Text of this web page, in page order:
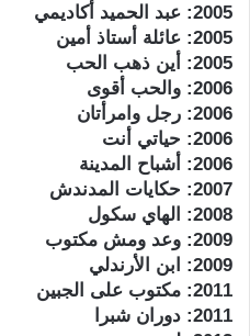
2005: عبد الحميد أكاديمي
2005: عائلة أستاذ أمين
2005: أين ذهب الحب
2006: والحب أقوى
2006: رجل وامرأتان
2006: حياتي أنت
2006: أشباح المدينة
2007: حكايات المدندش
2008: الهاي سكول
2009: وعد ومش مكتوب
2009: ابن الأرندلي
2011: مكتوب على الجبين
2011: دوران شبرا